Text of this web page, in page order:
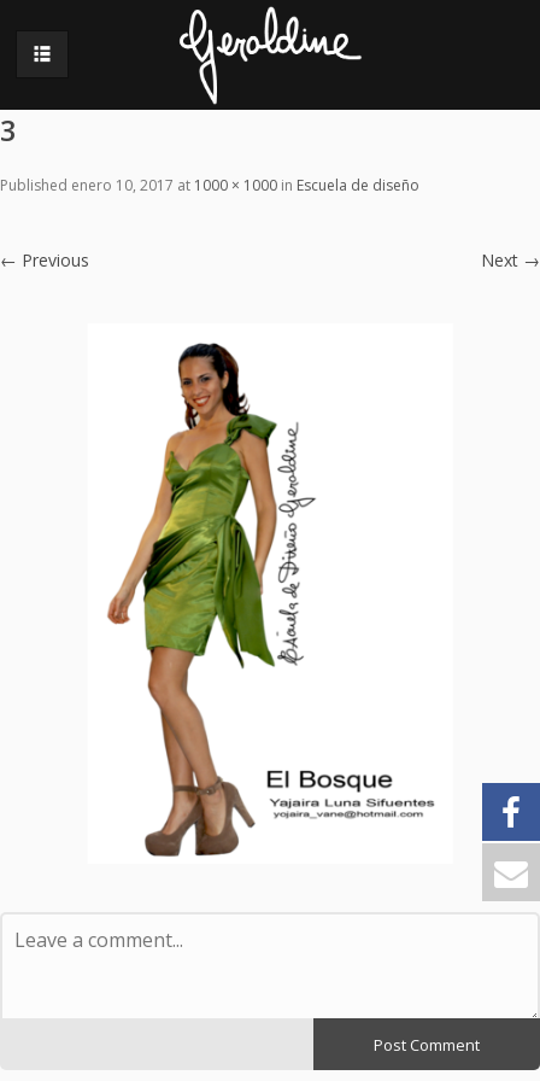
3
Published enero 10, 2017 at 1000 × 1000 in Escuela de diseño
← Previous Next →